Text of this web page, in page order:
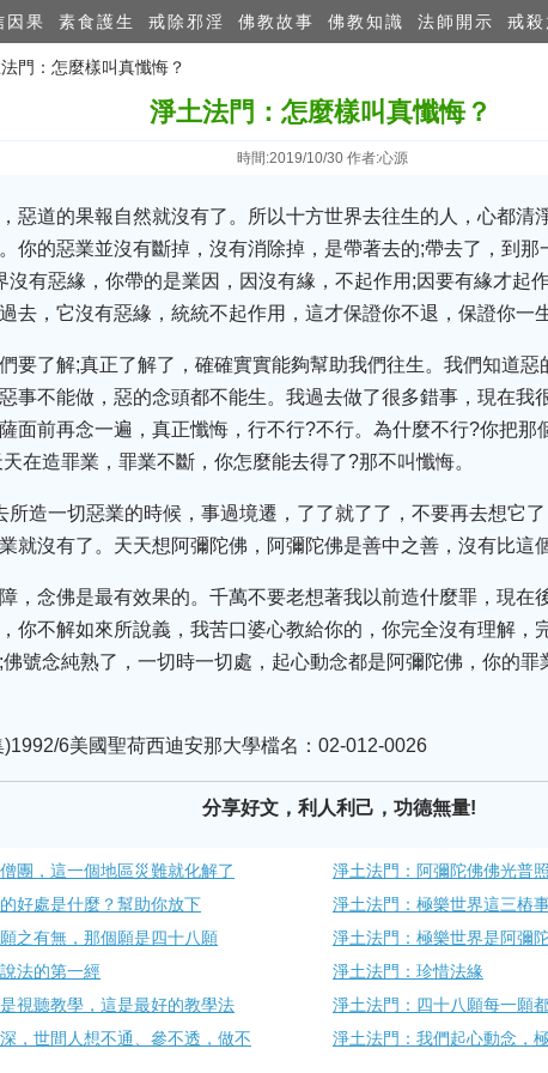
因果 素食護生 戒除邪淫 佛教故事 佛教知識 法師開示 戒殺
門：怎麼樣叫真懺悔？
淨土法門：怎麼樣叫真懺悔？
時間:2019/10/30 作者:心源
惡道的果報自然就沒有了。所以十方世界去往生的人，心都清
你的惡業並沒有斷掉，沒有消除掉，是帶著去的;帶去了，到
沒有惡緣，你帶的是業因，因沒有緣，不起作用;因要有緣才起
去，它沒有惡緣，統統不起作用，這才保證你不退，保證你一
要了解;真正了解了，確確實實能夠幫助我們往生。我們知道
事不能做，惡的念頭都不能生。我過去做了很多錯事，現在我
面前再念一遍，真正懺悔，行不行?不行。為什麼不行?你把那
在造罪業，罪業不斷，你怎麼能去得了?那不叫懺悔。
所造一切惡業的時候，事過境遷，了了就了了，不要再去想它
就沒有了。天天想阿彌陀佛，阿彌陀佛是善中之善，沒有比這
，念佛是最有效果的。千萬不要老想著我以前造什麼罪，現在
你不解如來所說義，我苦口婆心教給你的，你完全沒有理解，
號念純熟了，一切時一切處，起心動念都是阿彌陀佛，你的
6美國聖荷西迪安那大學檔名：02-012-0026
分享好文，利人利己，功德無量!
團，這一個地區災難就化解了
淨土法門：阿彌陀佛佛光普
好處是什麼？幫助你放下
淨土法門：極樂世界這三樁
之有無，那個願是四十八願
淨土法門：極樂世界是阿彌
法的第一經
淨土法門：珍惜法緣
視聽教學，這是最好的教學法
淨土法門：四十八願每一願
，世間人想不通、參不透，做不
淨土法門：我們起心動念，